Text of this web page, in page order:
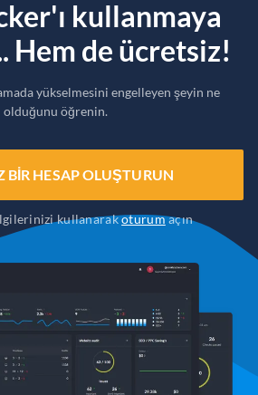
kullanmaya
Hem de ücretsiz!
yükselmesini engelleyen şeyin ne
olduğunu öğrenin.
BIR HESAP OLUŞTURUN
kullanarakoturumaçın